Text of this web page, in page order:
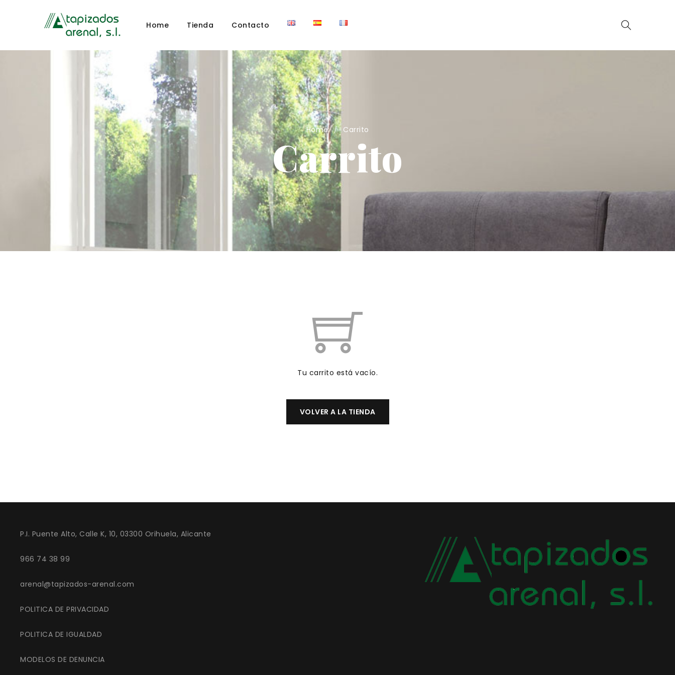
Home Tienda Contacto
Home / Carrito
Carrito
Tu carrito está vacío.
VOLVER A LA TIENDA
P.I. Puente Alto, Calle K, 10, 03300 Orihuela, Alicante
966 74 38 99
arenal@tapizados-arenal.com
POLITICA DE PRIVACIDAD
POLITICA DE IGUALDAD
MODELOS DE DENUNCIA